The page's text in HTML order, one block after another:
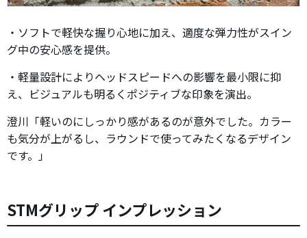
・ソフトで軽快な握り心地に加え、適度な弾力性がスイン
グ中の安心感を提供。
・軽量設計によりヘッドスピードへの影響を最小限に抑
え、ビジュアルも明るくポジティブな印象を演出。
澄川「軽いのにしっかり感があるのが意外でした。カラー
も気分が上がるし、ラウンドで使ってみたくなるデザイン
です。」
STMグリップ インプレッション